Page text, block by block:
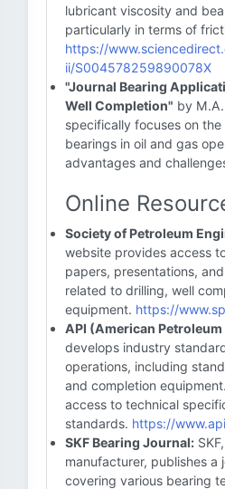
lubricant viscosity and
particularly in terms of
https://
ii/S004578259890078X
"Journal Bearing
Well Completion" by
specifically focuses on the
bearings in oil and gas
advantages and
Online
Society of Petroleum
website provides access
papers, presentations,
related to drilling, well
equipment. https://
API (American
develops industry
operations, including
and completion
access to technical
standards. https://
SKF Bearing Journal:
manufacturer, publishes a
covering various bearing